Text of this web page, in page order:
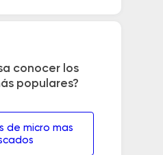
conocer los
populares?
de micro mas